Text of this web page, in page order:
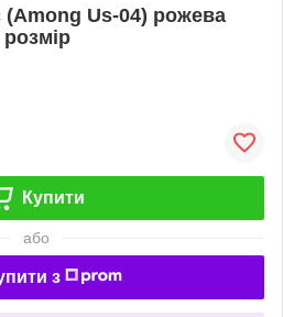
Us-04) рожева
розмір
Купити
або
з